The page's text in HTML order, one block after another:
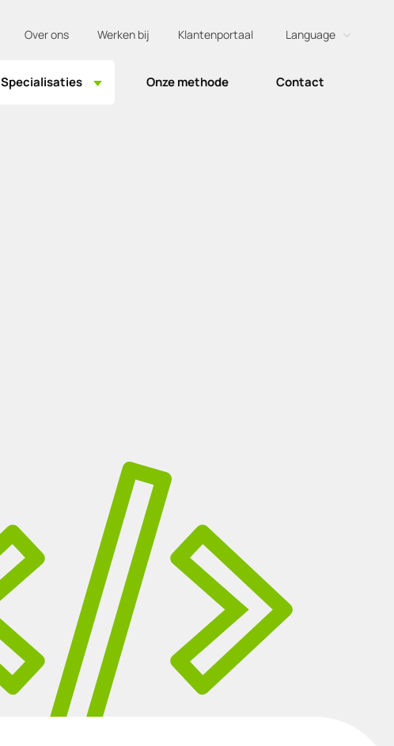
Over ons Werken bij Klantenportaal Language
English
Specialisaties Onze methode Contact